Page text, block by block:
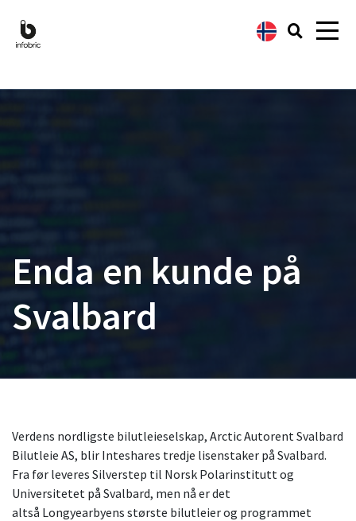
Enda en kunde på
Svalbard
Verdens nordligste bilutleieselskap, Arctic Autorent Svalbard
Bilutleie AS, blir Inteshares tredje lisenstaker på Svalbard.
Fra før leveres Silverstep til Norsk Polarinstitutt og
Universitetet på Svalbard, men nå er det
altså Longyearbyens største bilutleier og programmet